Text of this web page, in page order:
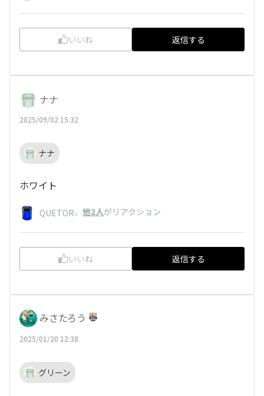
いいね 返信する
ナナ
2025/09/02 15:32
ナナ
ホワイト
QUETOR、 他2人がリアクション
いいね 返信する
みさたろう
2025/01/20 12:38
グリーン